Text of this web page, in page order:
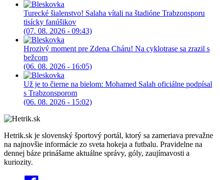
Turecké šialenstvo! Salaha vítali na štadióne Trabzonsporu
tisícky fanúšikov
(07. 08. 2026 - 09:43)
Hrozivý moment pre Zdena Cháru! Na cyklotrase sa zrazil s
bežcom
(06. 08. 2026 - 16:05)
Už je to čierne na bielom: Mohamed Salah oficiálne podpísal
s Trabzonsporom
(06. 08. 2026 - 15:02)
Hetrik.sk je slovenský športový portál, ktorý sa zameriava prevažne
na najnovšie informácie zo sveta hokeja a futbalu. Pravidelne na
dennej báze prinášame aktuálne správy, góly, zaujímavosti a
kuriozity.